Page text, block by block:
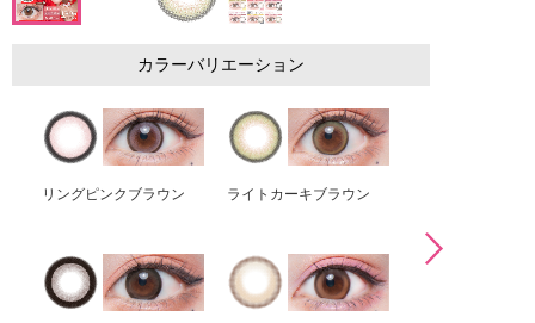
カラーバリエーション
リングピンクブラウン ライトカーキブラウン